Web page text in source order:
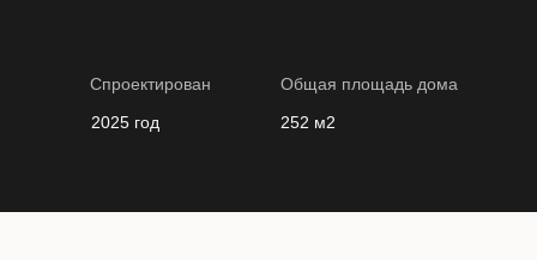
Спроектирован
2025 год
Общая площадь дома
252 м2